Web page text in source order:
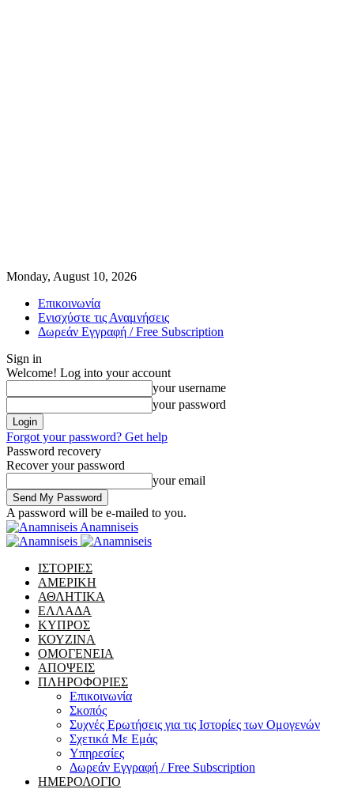
Monday, August 10, 2026
Επικοινωνία
Ενισχύστε τις Αναμνήσεις
Δωρεάν Εγγραφή / Free Subscription
Sign in
Welcome! Log into your account
your username
your password
Forgot your password? Get help
Password recovery
Recover your password
your email
A password will be e-mailed to you.
Anamniseis
ΙΣΤΟΡΙΕΣ
ΑΜΕΡΙΚΗ
ΑΘΛΗΤΙΚΑ
ΕΛΛΑΔΑ
ΚΥΠΡΟΣ
ΚΟΥΖΙΝΑ
ΟΜΟΓΕΝΕΙΑ
ΑΠΟΨΕΙΣ
ΠΛΗΡΟΦΟΡΙΕΣ
Επικοινωνία
Σκοπός
Συχνές Ερωτήσεις για τις Ιστορίες των Ομογενών
Σχετικά Με Εμάς
Υπηρεσίες
Δωρεάν Εγγραφή / Free Subscription
ΗΜΕΡΟΛΟΓΙΟ